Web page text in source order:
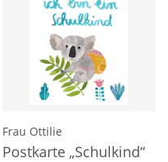
Frau Ottilie
Postkarte „Schulkind“